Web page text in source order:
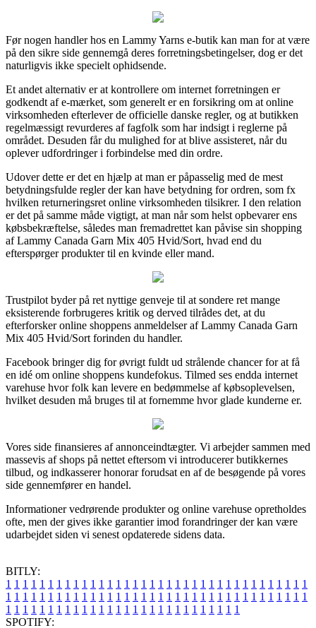
Før nogen handler hos en Lammy Yarns e-butik kan man for at være
på den sikre side gennemgå deres forretningsbetingelser, dog er det
naturligvis ikke specielt ophidsende.
Et andet alternativ er at kontrollere om internet forretningen er
godkendt af e-mærket, som generelt er en forsikring om at online
virksomheden efterlever de officielle danske regler, og at butikken
regelmæssigt revurderes af fagfolk som har indsigt i reglerne på
området. Desuden får du mulighed for at blive assisteret, når du
oplever udfordringer i forbindelse med din ordre.
Udover dette er det en hjælp at man er påpasselig med de mest
betydningsfulde regler der kan have betydning for ordren, som fx
hvilken returneringsret online virksomheden tilsikrer. I den relation
er det på samme måde vigtigt, at man når som helst opbevarer ens
købsbekræftelse, således man fremadrettet kan påvise sin shopping
af Lammy Canada Garn Mix 405 Hvid/Sort, hvad end du
efterspørger produkter til en kvinde eller mand.
Trustpilot byder på ret nyttige genveje til at sondere ret mange
eksisterende forbrugeres kritik og derved tilrådes det, at du
efterforsker online shoppens anmeldelser af Lammy Canada Garn
Mix 405 Hvid/Sort forinden du handler.
Facebook bringer dig for øvrigt fuldt ud strålende chancer for at få
en idé om online shoppens kundefokus. Tilmed ses endda internet
varehuse hvor folk kan levere en bedømmelse af købsoplevelsen,
hvilket desuden må bruges til at fornemme hvor glade kunderne er.
Vores side finansieres af annonceindtægter. Vi arbejder sammen med
massevis af shops på nettet eftersom vi introducerer butikkernes
tilbud, og indkasserer honorar forudsat en af de besøgende på vores
side gennemfører en handel.
Informationer vedrørende produkter og online varehuse opretholdes
ofte, men der gives ikke garantier imod forandringer der kan være
udarbejdet siden vi senest opdaterede sidens data.
BITLY:
1 1 1 1 1 1 1 1 1 1 1 1 1 1 1 1 1 1 1 1 1 1 1 1 1 1 1 1 1 1 1 1 1 1 1 1
1 1 1 1 1 1 1 1 1 1 1 1 1 1 1 1 1 1 1 1 1 1 1 1 1 1 1 1 1 1 1 1 1 1 1 1
1 1 1 1 1 1 1 1 1 1 1 1 1 1 1 1 1 1 1 1 1 1 1 1 1 1 1 1
SPOTIFY: